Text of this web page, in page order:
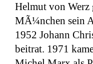
Helmut von
MÃ¼nchen sein
1952 Johann
beitrat. 1971